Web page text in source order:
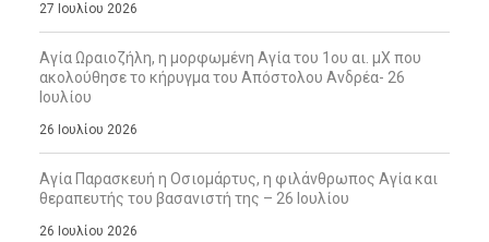
27 Ιουλίου 2026
Αγία Ωραιοζήλη, η μορφωμένη Αγία του 1ου αι. μΧ που
ακολούθησε το κήρυγμα του Απόστολου Ανδρέα- 26
Ιουλίου
26 Ιουλίου 2026
Αγία Παρασκευή η Οσιομάρτυς, η φιλάνθρωπος Αγία και
θεραπευτής του βασανιστή της – 26 Ιουλίου
26 Ιουλίου 2026